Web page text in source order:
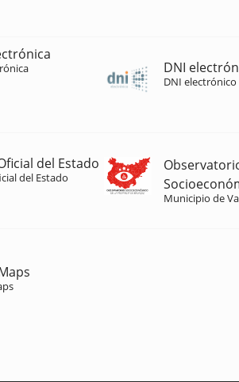
DNI
DNI electrónico
del Estado
del Estado
Municipio de